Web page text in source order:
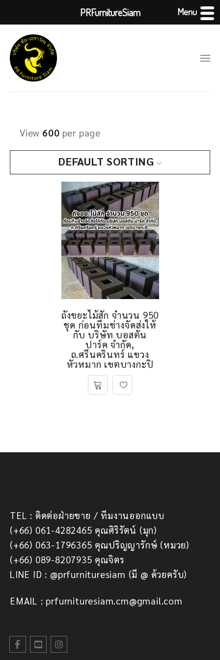
DEFAULT SORTING
View 600 per page
ถังขยะไม้สัก จำนวน 950
ชุด ก่อนทีมช่างจัดส่งให้
กับ บริษัท บอสตัน
ปาร์ค จำกัด,
ถ.ศรีนครินทร์ แขวง
หัวหมาก เขตบางกะปิ
TEL : ติดต่อฝ่ายขาย / ทีมงานออกแบบ
(+66) 061-4282465 คุณศิริรัตน์ (มุก)
(+66) 063-1796365 คุณปริญญารักษ์ (หมวย)
(+66) 089-8207935 คุณจิตร
LINE ID : @prfurnituresiam (มี @ ด้วยครับ)
EMAIL : prfurnituresiam.cm@gmail.com
PRFurnitureSiam Menu